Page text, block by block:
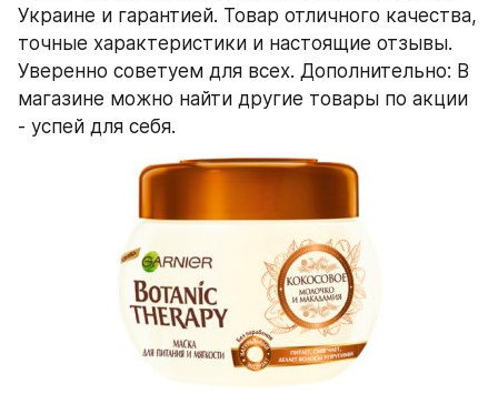
Украине и гарантией. Товар отличного качества,
точные характеристики и настоящие отзывы.
Уверенно советуем для всех. Дополнительно: В
магазине можно найти другие товары по акции
- успей для себя.